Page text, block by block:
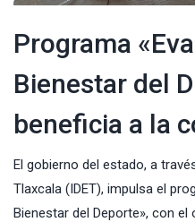
Programa
Bienestar del
beneficia a la
El gobierno del estado, a
Tlaxcala (IDET), impulsa el
Bienestar del Deporte», con